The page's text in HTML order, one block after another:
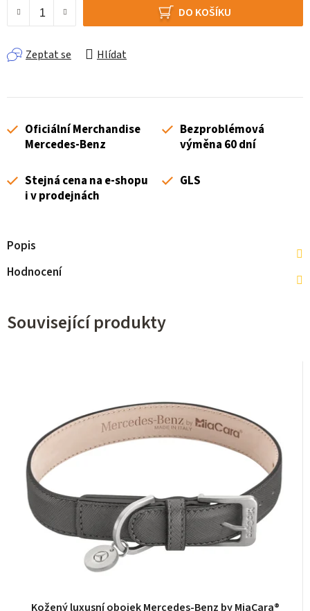
DO KOŠÍKU
Zeptat se Hlídat
Oficiální Merchandise
Mercedes-Benz
Bezproblémová
výměna 60 dní
Stejná cena na e-shopu
i v prodejnách
GLS
Popis
Hodnocení
Související produkty
Kožený luxusní obojek Mercedes-Benz by MiaCara®